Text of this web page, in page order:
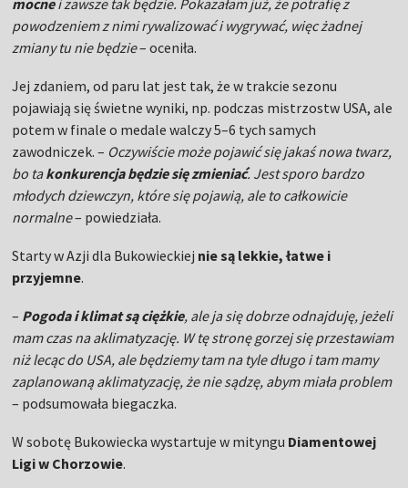
mocnei zawsze tak będzie. Pokazałam już, że potrafię z
powodzeniem z nimi rywalizować i wygrywać, więc żadnej
zmiany tu nie będzie– oceniła.
Jej zdaniem, od paru lat jest tak, że w trakcie sezonu
pojawiają się świetne wyniki, np. podczas mistrzostw USA, ale
potem w finale o medale walczy 5–6 tych samych
zawodniczek. – Oczywiście może pojawić się jakaś nowa twarz,
bo takonkurencja będzie się zmieniać. Jest sporo bardzo
młodych dziewczyn, które się pojawią, ale to całkowicie
normalne– powiedziała.
Starty w Azji dla Bukowieckiej nie są lekkie, łatwe i
przyjemne.
– Pogoda i klimat są ciężkie, ale ja się dobrze odnajduję, jeżeli
mam czas na aklimatyzację. W tę stronę gorzej się przestawiam
niż lecąc do USA, ale będziemy tam na tyle długo i tam mamy
zaplanowaną aklimatyzację, że nie sądzę, abym miała problem
– podsumowała biegaczka.
W sobotę Bukowiecka wystartuje w mityngu Diamentowej
Ligi w Chorzowie.